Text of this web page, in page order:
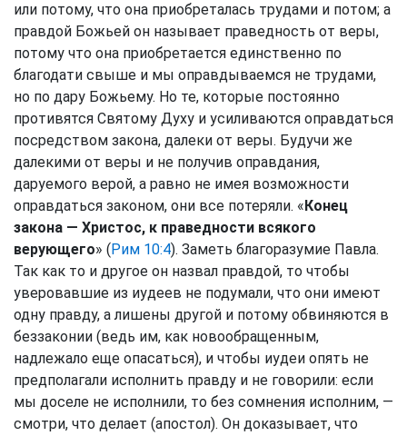
или потому, что она приобреталась трудами и потом; а
правдой Божьей он называет праведность от веры,
потому что она приобретается единственно по
благодати свыше и мы оправдываемся не трудами,
но по дару Божьему. Но те, которые постоянно
противятся Святому Духу и усиливаются оправдаться
посредством закона, далеки от веры. Будучи же
далекими от веры и не получив оправдания,
даруемого верой, а равно не имея возможности
оправдаться законом, они все потеряли. «Конец
закона — Христос, к праведности всякого
верующего» (Рим 10:4). Заметь благоразумие Павла.
Так как то и другое он назвал правдой, то чтобы
уверовавшие из иудеев не подумали, что они имеют
одну правду, а лишены другой и потому обвиняются в
беззаконии (ведь им, как новообращенным,
надлежало еще опасаться), и чтобы иудеи опять не
предполагали исполнить правду и не говорили: если
мы доселе не исполнили, то без сомнения исполним, —
смотри, что делает (апостол). Он доказывает, что